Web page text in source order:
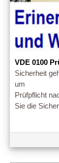
VDE 0100
Sicherheit
um
Prüfpflicht
Sie die